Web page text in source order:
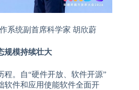
系统副首席科学家 胡欣蔚
规模持续壮大
程。自“硬件开放、软件开源”
软件和应用使能软件全面开